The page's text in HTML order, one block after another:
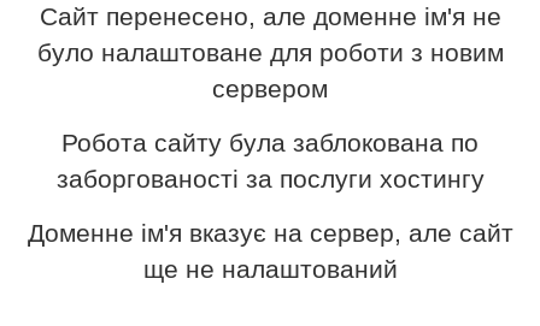
Сайт перенесено, але доменне ім'я не
було налаштоване для роботи з новим
сервером
Робота сайту була заблокована по
заборгованості за послуги хостингу
Доменне ім'я вказує на сервер, але сайт
ще не налаштований